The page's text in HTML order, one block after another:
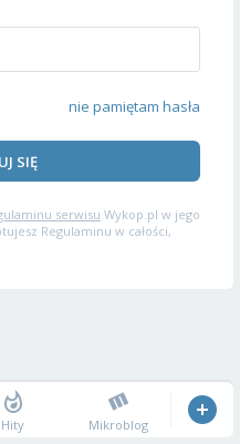
nie pamiętam hasła
SIĘ
serwisu Wykop.pl w jego
Regulaminu w całości,
Hity Mikroblog